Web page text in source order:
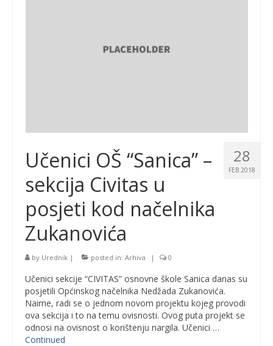
28
FEB 2018
Učenici OŠ “Sanica” –
sekcija Civitas u
posjeti kod načelnika
Zukanovića
by Urednik | posted in: Arhiva | 0
Učenici sekcije “CIVITAS” osnovne škole Sanica danas su
posjetili Općinskog načelnika Nedžada Zukanovića.
Naime, radi se o jednom novom projektu kojeg provodi
ova sekcija i to na temu ovisnosti. Ovog puta projekt se
odnosi na ovisnost o korištenju nargila. Učenici …
Continued